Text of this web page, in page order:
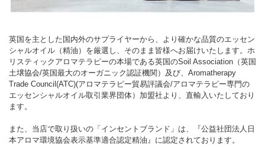
英国を主とした国内外のサプライヤーから、より確かな品質のエッセン
シャルオイル（精油）を厳選し、そのまま皆様へお届けいたします。ホ
リスティックアロマテラピーの本場である英国のSoil Association（英国
土壌協会/英国最大のオーガニック認証機関）及び、Aromatherapy
Trade Council(ATC)(アロマテラピー貿易評議会/アロマテラピー専門の
エッセンシャルオイル取引業界団体）加盟社より、直輸入いたしており
ます。
また、当店で取り扱いの「インセントブランド」は、『公益社団法人日
本アロマ環境協会表示基準適合認定精油』に認定されております。